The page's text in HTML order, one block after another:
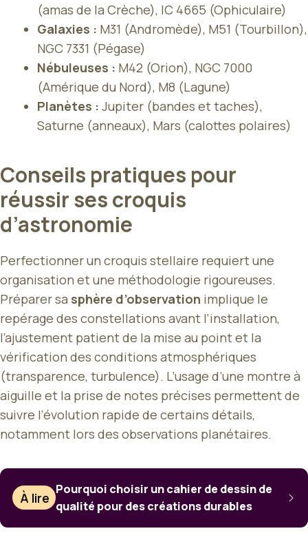
(amas de la Crèche), IC 4665 (Ophiculaire)
Galaxies : M31 (Andromède), M51 (Tourbillon),
NGC 7331 (Pégase)
Nébuleuses : M42 (Orion), NGC 7000
(Amérique du Nord), M8 (Lagune)
Planètes : Jupiter (bandes et taches),
Saturne (anneaux), Mars (calottes polaires)
Conseils pratiques pour
réussir ses croquis
d’astronomie
Perfectionner un croquis stellaire requiert une
organisation et une méthodologie rigoureuses.
Préparer sa sphère d’observation implique le
repérage des constellations avant l’installation,
l’ajustement patient de la mise au point et la
vérification des conditions atmosphériques
(transparence, turbulence). L’usage d’une montre à
aiguille et la prise de notes précises permettent de
suivre l’évolution rapide de certains détails,
notamment lors des observations planétaires.
À lire
Pourquoi choisir un cahier de dessin de
qualité pour des créations durables